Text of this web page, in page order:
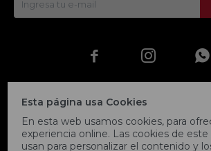
Esta página usa Cookies
En esta web usamos cookies, para
experiencia online. Las cookies de
usan para personalizar el contenido y
  